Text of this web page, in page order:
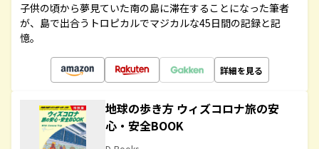
子供の頃から夢見ていた南の島に滞在することになった筆者
が、島で出合うトロピカルでマジカルな45日間の記録と記
憶。
詳細を見る
地球の歩き方 ウィズコロナ旅の安
心・安全BOOK